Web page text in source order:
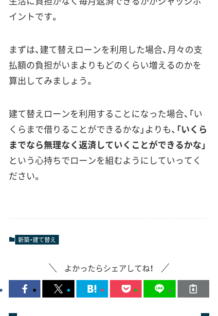
イントです。
まずは、建て替えローンを利用した場合、月々の支
払額の負担がいまよりもどのくらい増えるのかを
算出してみましょう。
建て替えローンを利用することになった場合、「い
くらまで借りることができるかな」よりも、 「いくら
までなら無理なく返済していくことができるかな」
という心持ちでローンを組むようにしていってく
ださい。
新築・建て替え
よかったらシェアしてね！